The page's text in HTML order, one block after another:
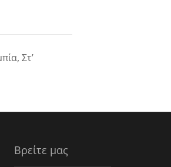
Στ’
Βρείτε μας